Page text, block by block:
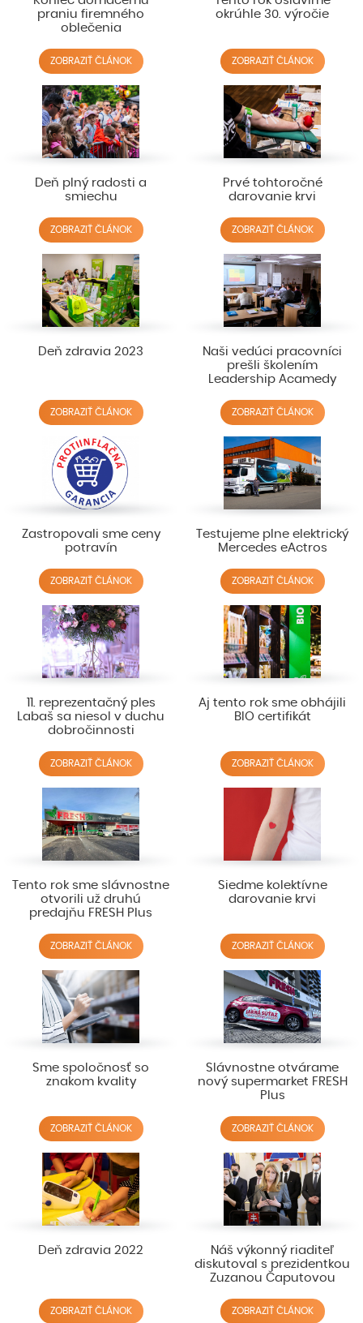
praniu firemného
oblečenia
ZOBRAZIŤ ČLÁNOK
okrúhle 30. výročie
ZOBRAZIŤ ČLÁNOK
Deň plný radosti a
smiechu
ZOBRAZIŤ ČLÁNOK
Prvé tohtoročné
darovanie krvi
ZOBRAZIŤ ČLÁNOK
Deň zdravia 2023
ZOBRAZIŤ ČLÁNOK
Naši vedúci pracovníci
prešli školením
Leadership Acamedy
ZOBRAZIŤ ČLÁNOK
Zastropovali sme ceny
potravín
ZOBRAZIŤ ČLÁNOK
Testujeme plne elektrický
Mercedes eActros
ZOBRAZIŤ ČLÁNOK
11. reprezentačný ples
Labaš sa niesol v duchu
dobročinnosti
ZOBRAZIŤ ČLÁNOK
Aj tento rok sme obhájili
BIO certifikát
ZOBRAZIŤ ČLÁNOK
Tento rok sme slávnostne
otvorili už druhú
predajňu FRESH Plus
ZOBRAZIŤ ČLÁNOK
Siedme kolektívne
darovanie krvi
ZOBRAZIŤ ČLÁNOK
Sme spoločnosť so
znakom kvality
ZOBRAZIŤ ČLÁNOK
Slávnostne otvárame
nový supermarket FRESH
Plus
ZOBRAZIŤ ČLÁNOK
Deň zdravia 2022
ZOBRAZIŤ ČLÁNOK
Náš výkonný riaditeľ
diskutoval s prezidentkou
Zuzanou Čaputovou
ZOBRAZIŤ ČLÁNOK